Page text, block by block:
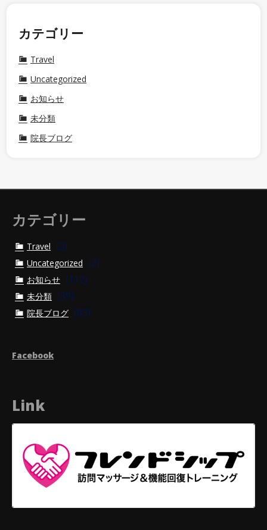
カテゴリー
Travel
Uncategorized
お知らせ
未分類
院長ブログ
カテゴリー
Travel (2)
Uncategorized (2)
お知らせ (112)
未分類 (39)
院長ブログ (83)
Facebook
Link